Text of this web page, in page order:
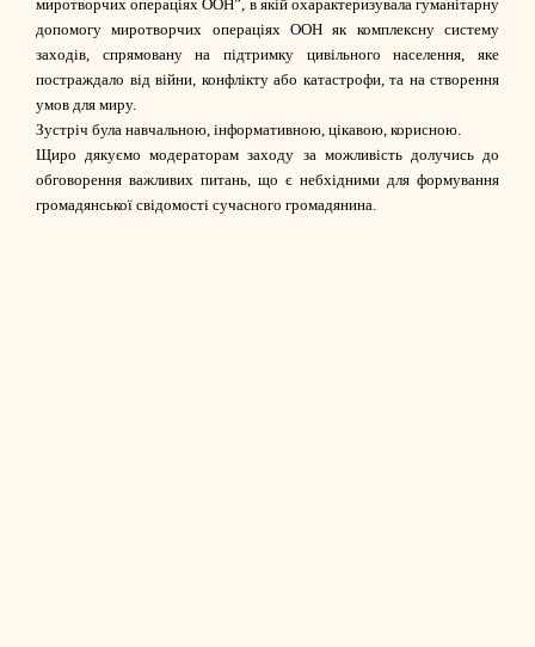
миротворчих операціях ООН”, в якій охарактеризувала гуманітарну
допомогу миротворчих операціях ООН як комплексну систему
заходів, спрямовану на підтримку цивільного населення, яке
постраждало від війни, конфлікту або катастрофи, та на створення
умов для миру.
Зустріч була навчальною, інформативною, цікавою, корисною.
Щиро дякуємо модераторам заходу за можливість долучись до
обговорення важливих питань, що є небхідними для формування
громадянської свідомості сучасного громадянина.